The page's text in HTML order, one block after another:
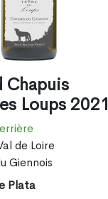
Chapuis
Loups 2021
de Loire
Giennois
Plata